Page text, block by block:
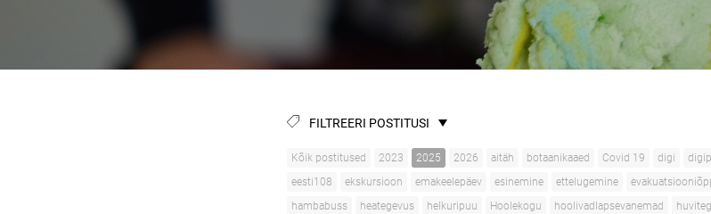
FILTREERI POSTITUSI
Kõik postitused 2023 2025 2026 aitäh botaanikaaed Covid 19 digi
eesti108
ekskursioon emakeelepäev esinemine ettelugemine
hambabuss
heategevus helkuripuu Hoolekogu hoolivadlapsevanemad